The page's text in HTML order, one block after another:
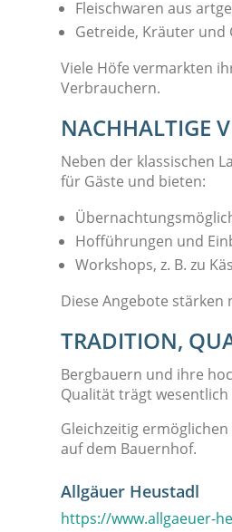
Fleischwaren aus
Getreide, Kräuter und
Viele Höfe vermarkten
Verbrauchern.
NACHHALTIGE
Neben der klassischen
für Gäste und bieten:
Hofführungen und
Workshops, z. B. zu
Diese Angebote
TRADITION,
Bergbauern und ihre
Qualität trägt
Gleichzeitig
auf dem Bauernhof.
Allgäuer Heustadl
https://www.allgaeuer-